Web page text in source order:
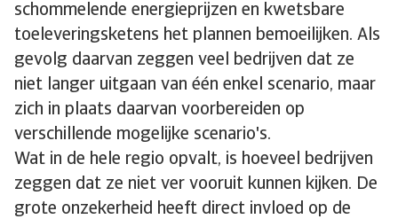
schommelende energieprijzen en kwetsbare
toeleveringsketens het plannen bemoeilijken. Als
gevolg daarvan zeggen veel bedrijven dat ze
niet langer uitgaan van één enkel scenario, maar
zich in plaats daarvan voorbereiden op
verschillende mogelijke scenario's.
Wat in de hele regio opvalt, is hoeveel bedrijven
zeggen dat ze niet ver vooruit kunnen kijken. De
grote onzekerheid heeft direct invloed op de